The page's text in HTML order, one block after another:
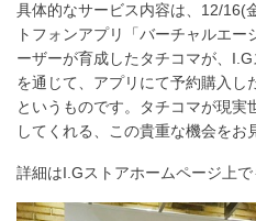
ェ
ア
す
る
具体的なサービス内容は、12/16(
トフォンアプリ「バーチャルエ
ーザーが育成したタチコマが、
を通じて、アプリにて予約購入し
というものです。タチコマが現実
してくれる、この貴重な機会をお
詳細はI.Gストアホームページ上で